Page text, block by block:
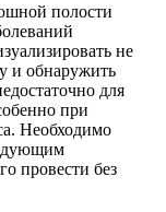
полости
не
и обнаружить
для
при
Необходимо
провести без